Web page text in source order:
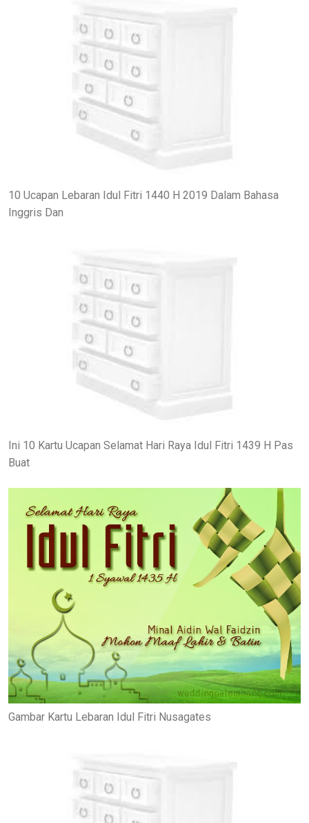
10 Ucapan Lebaran Idul Fitri 1440 H 2019 Dalam Bahasa
Inggris Dan
Ini 10 Kartu Ucapan Selamat Hari Raya Idul Fitri 1439 H Pas
Buat
Gambar Kartu Lebaran Idul Fitri Nusagates